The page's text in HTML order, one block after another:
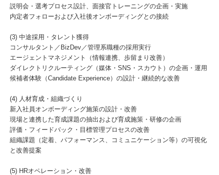
説明会・選考プロセス設計、面接官トレーニングの企画・実施
内定者フォローおよび入社後オンボーディングとの接続
(3) 中途採用・タレント獲得
コンサルタント／BizDev／管理系職種の採用実行
エージェントマネジメント（情報連携、歩留まり改善）
ダイレクトリクルーティング（媒体・SNS・スカウト）の企画・運用
候補者体験（Candidate Experience）の設計・継続的な改善
(4) 人材育成・組織づくり
新入社員オンボーディング施策の設計・改善
現場と連携した育成課題の抽出および育成施策・研修の企画
評価・フィードバック・目標管理プロセスの改善
組織課題（定着、パフォーマンス、コミュニケーション等）の可視化
と改善提案
(5) HRオペレーション・改善